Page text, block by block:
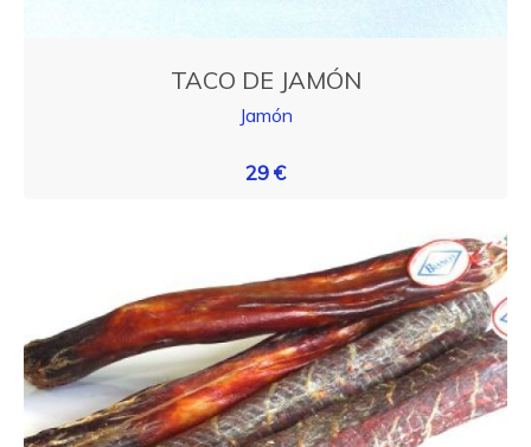
TACO DE JAMÓN
Jamón
29 €